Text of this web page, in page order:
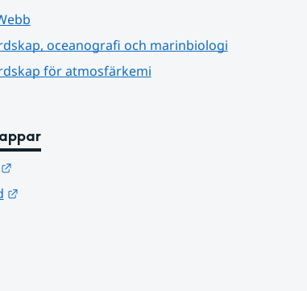
oceanografi och marinbiologi
för atmosfärkemi
Länk till annan webbplats.
Länk till annan webbplats.